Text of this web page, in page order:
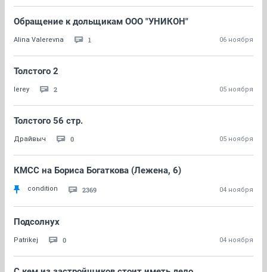
Обращение к дольщикам ООО "УНИКОН"
Alina Valerevna 1 06 ноября
Толстого 2
lerey 2 05 ноября
Толстого 56 стр.
Драйвыч 0 05 ноября
КМСС на Бориса Богаткова (Лежена, 6)
condition 2369 04 ноября
Подсолнух
Patrikej 0 04 ноября